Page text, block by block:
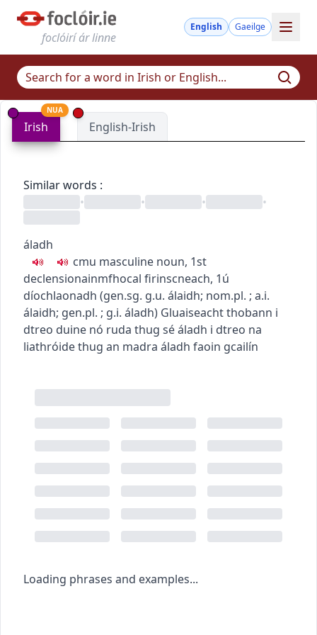
foclóirí ár linne
English Gaeilge
Irish
NUA
English-Irish
Similar words :
•
• • •
áladh
cmu masculine noun, 1st
declensionainmfhocal firinscneach, 1ú
díochlaonadh (gen.sg. g.u. álaidh; nom.pl. ; a.i.
álaidh; gen.pl. ; g.i. áladh) Gluaiseacht thobann i
dtreo duine nó ruda thug sé áladh i dtreo na
liathróidethug an madra áladh faoin gcailín
Loading phrases and examples...